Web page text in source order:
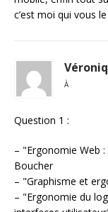
c’est moi qui vous
À
Question 1 :
– "Ergonomie Web
Boucher
– "Graphisme et
– "Ergonomie du